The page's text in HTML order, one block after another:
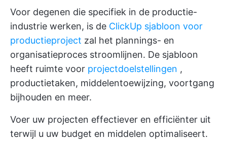
Voor degenen die specifiek in de productie-
industrie werken, is de ClickUp sjabloon voor
productieproject zal het plannings- en
organisatieproces stroomlijnen. De sjabloon
heeft ruimte voor projectdoelstellingen ,
productietaken, middelentoewijzing, voortgang
bijhouden en meer.
Voer uw projecten effectiever en efficiënter uit
terwijl u uw budget en middelen optimaliseert.